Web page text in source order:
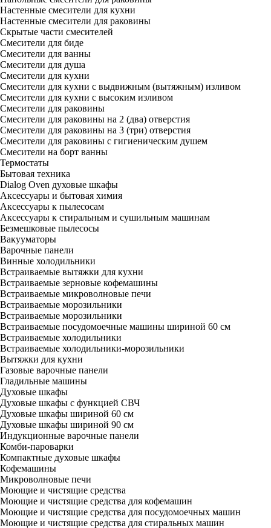
Настенные смесители для кухни
Настенные смесители для раковины
Скрытые части смесителей
Смесители для биде
Смесители для ванны
Смесители для душа
Смесители для кухни
Смесители для кухни с выдвижным (вытяжным) изливом
Смесители для кухни с высоким изливом
Смесители для раковины
Смесители для раковины на 2 (два) отверстия
Смесители для раковины на 3 (три) отверстия
Смесители для раковины с гигиеническим душем
Смесители на борт ванны
Термостаты
Бытовая техника
Dialog Oven духовые шкафы
Аксессуары и бытовая химия
Аксессуары к пылесосам
Аксессуары к стиральным и сушильным машинам
Безмешковые пылесосы
Вакууматоры
Варочные панели
Винные холодильники
Встраиваемые вытяжки для кухни
Встраиваемые зерновые кофемашины
Встраиваемые микроволновые печи
Встраиваемые морозильники
Встраиваемые морозильники
Встраиваемые посудомоечные машины шириной 60 см
Встраиваемые холодильники
Встраиваемые холодильники-морозильники
Вытяжки для кухни
Газовые варочные панели
Гладильные машины
Духовые шкафы
Духовые шкафы с функцией СВЧ
Духовые шкафы шириной 60 см
Духовые шкафы шириной 90 см
Индукционные варочные панели
Комби-пароварки
Компактные духовые шкафы
Кофемашины
Микроволновые печи
Моющие и чистящие средства
Моющие и чистящие средства для кофемашин
Моющие и чистящие средства для посудомоечных машин
Моющие и чистящие средства для стиральных машин